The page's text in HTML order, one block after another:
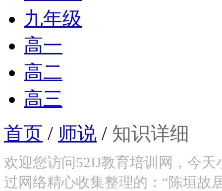
九年级
高一
高二
高三
首页 / 师说 / 知识详细
欢迎您访问52IJ教育培训网，今
过网络精心收集整理的：“陈垣故